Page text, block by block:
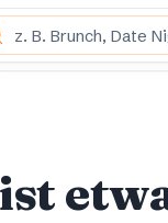
suchst du?